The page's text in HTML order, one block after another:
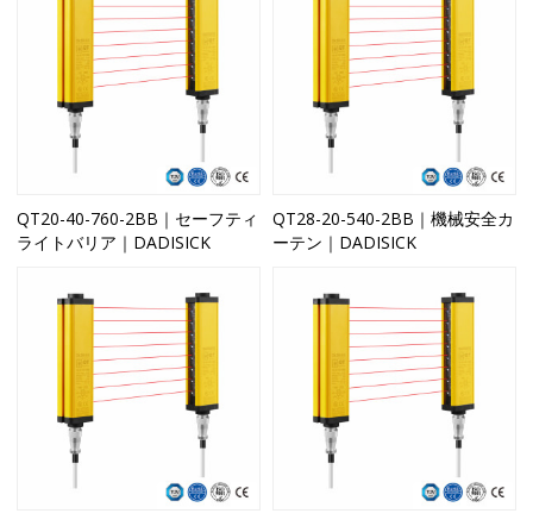
QT20-40-760-2BB｜セーフティ
ライトバリア｜DADISICK
QT28-20-540-2BB｜機械安全カ
ーテン｜DADISICK